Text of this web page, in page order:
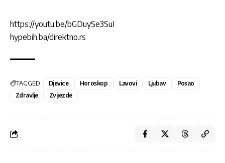
https://youtu.be/bGDuySe3SuI
hypebih.ba/direktno.rs
TAGGED: Djevice Horoskop Lavovi Ljubav
Posao
Zdravlje
Zvijezde